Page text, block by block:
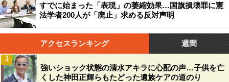
すでに始まった「表現」の萎縮効果…国旗損壊罪に憲
法学者200人が「廃止」求める反対声明
アクセスランキング 週間
強いショック状態の清水アキラに心配の声…子供を亡
くした神田正輝らもたどった遺族ケアの道のり
1